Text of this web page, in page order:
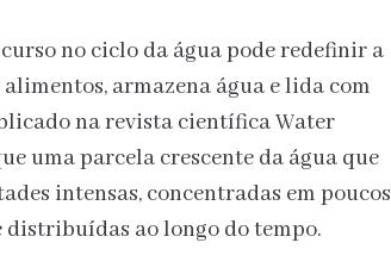
no ciclo da água pode redefinir a
armazena água e lida com
na revista científica Water
uma parcela crescente da água que
intensas, concentradas em poucos
distribuídas ao longo do tempo.